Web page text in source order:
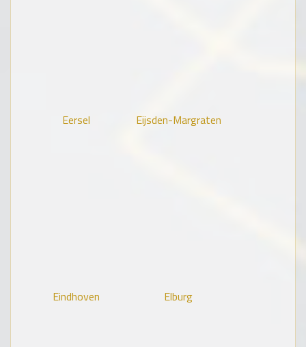
Eersel Eijsden-Margraten
Eindhoven Elburg